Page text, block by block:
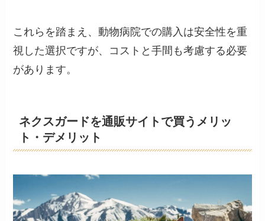
これらを踏まえ、動物病院での購入は安全性を重
視した選択ですが、コストと手間も考慮する必要
があります。
ネクスガードを通販サイトで買うメリッ
ト・デメリット